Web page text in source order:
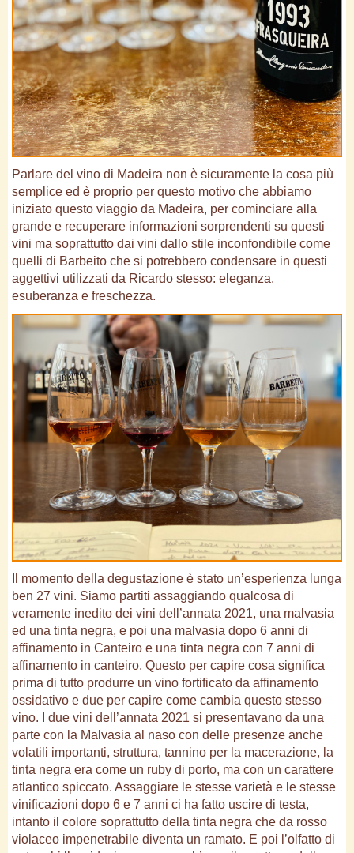
Parlare del vino di Madeira non è sicuramente la cosa più
semplice ed è proprio per questo motivo che abbiamo
iniziato questo viaggio da Madeira, per cominciare alla
grande e recuperare informazioni sorprendenti su questi
vini ma soprattutto dai vini dallo stile inconfondibile come
quelli di Barbeito che si potrebbero condensare in questi
aggettivi utilizzati da Ricardo stesso: eleganza,
esuberanza e freschezza.
Il momento della degustazione è stato un’esperienza lunga
ben 27 vini. Siamo partiti assaggiando qualcosa di
veramente inedito dei vini dell’annata 2021, una malvasia
ed una tinta negra, e poi una malvasia dopo 6 anni di
affinamento in Canteiro e una tinta negra con 7 anni di
affinamento in canteiro. Questo per capire cosa significa
prima di tutto produrre un vino fortificato da affinamento
ossidativo e due per capire come cambia questo stesso
vino. I due vini dell’annata 2021 si presentavano da una
parte con la Malvasia al naso con delle presenze anche
volatili importanti, struttura, tannino per la macerazione, la
tinta negra era come un ruby di porto, ma con un carattere
atlantico spiccato. Assaggiare le stesse varietà e le stesse
vinificazioni dopo 6 e 7 anni ci ha fatto uscire di testa,
intanto il colore soprattutto della tinta negra che da rosso
violaceo impenetrabile diventa un ramato. E poi l’olfatto di